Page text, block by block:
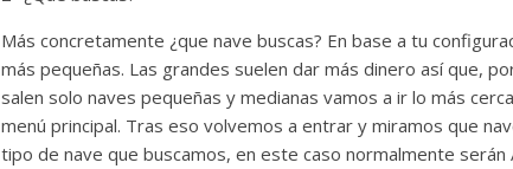
Más concretamente ¿que nave buscas? En base a tu
más pequeñas. Las grandes suelen dar más dinero así que,
salen solo naves pequeñas y medianas vamos a ir lo más
menú principal. Tras eso volvemos a entrar y miramos que
tipo de nave que buscamos, en este caso normalmente serán